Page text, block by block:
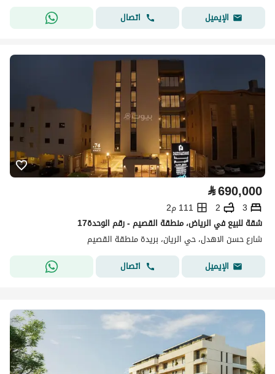
الإيميل
اتصال
⃁690,000
3
2
111 م2
شقة للبيع في الرياض، منطقة القصيم - رقم الوحدة17
شارع حسن الاهدل، حي الريان، بريدة منطقة القصيم
الإيميل
اتصال